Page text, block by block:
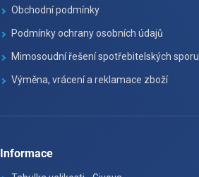
Obchodní podmínky
Podmínky ochrany osobních údajů
Mimosoudní řešení spotřebitelských sporu
Výměna, vrácení a reklamace zboží
Informace